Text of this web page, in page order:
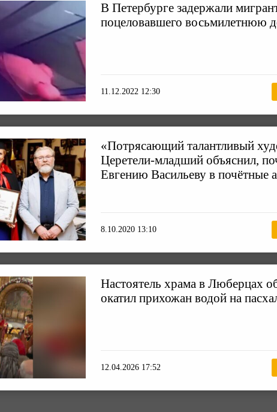
В Петербурге задержали
поцеловавшего восьмилетнюю
11.12.2022 12:30
«Потрясающий талантливый
Церетели-младший объяснил,
Евгению Васильеву в почётные
8.10.2020 13:10
Настоятель храма в Люберцах
окатил прихожан водой на
12.04.2026 17:52